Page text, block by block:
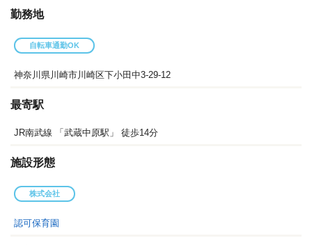
勤務地
自転車通勤OK
神奈川県川崎市川崎区下小田中3-29-12
最寄駅
JR南武線 「武蔵中原駅」 徒歩14分
施設形態
株式会社
認可保育園